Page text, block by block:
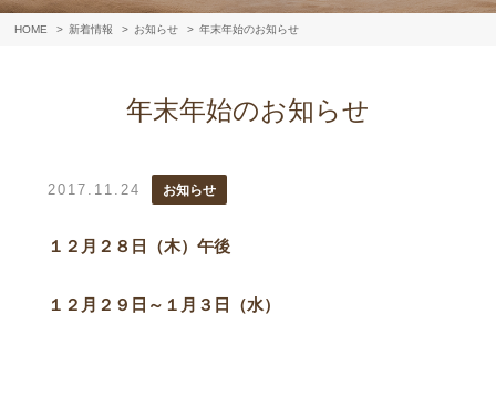
HOME 新着情報 お知らせ 年末年始のお知らせ
年末年始のお知らせ
2017.11.24 お知らせ
１２月２８日（木）午後
１２月２９日～１月３日（水）